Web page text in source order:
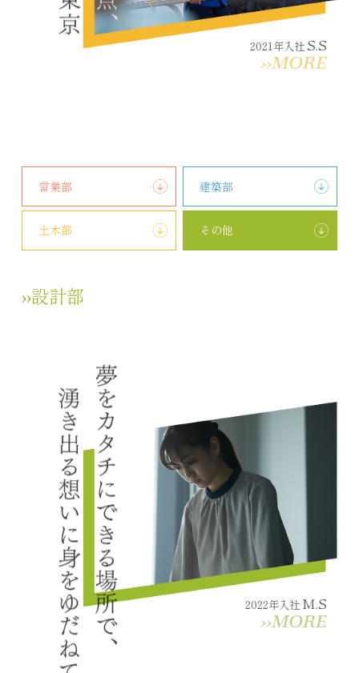
2021年入社S.S
››MORE
営業部 建築部
土木部 その他
››設計部
2022年入社M.S
››MORE